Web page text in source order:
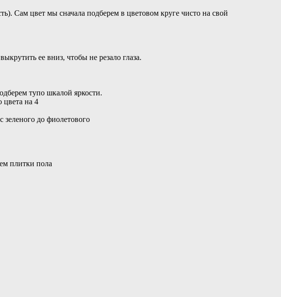
Сам цвет мы сначала подберем в цветовом круге чисто на свой
ее вниз, чтобы не резало глаза.
тупо шкалой яркости.
цвета на 4
до фиолетового
плитки пола